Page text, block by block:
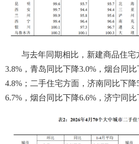
与去年同期相比，新建商品住宅
3.8%，青岛同比下降3.0%，烟台同
4.8%；二手住宅方面，济南同比下降
6.7%，烟台同比下降6.6%，济宁同比